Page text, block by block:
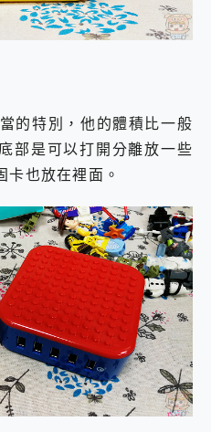
的特別，他的體積比一般
部是可以打開分離放一些
卡也放在裡面。